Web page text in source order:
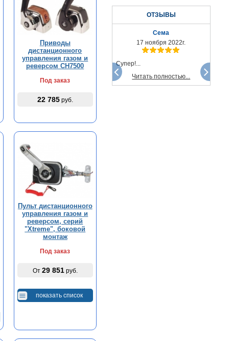
Приводы
дистанционного
управления газом и
реверсом CH7500
Под заказ
22 785руб.
Пульт дистанционного
управления газом и
реверсом, серий
"Xtreme", боковой
монтаж
Под заказ
От 29 851руб.
показать список
ОТЗЫВЫ
Сема
17 ноября 2022г.
Супер!...
Читать полностью...